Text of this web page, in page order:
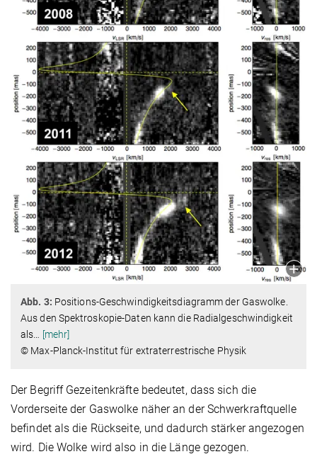
Abb. 3: Positions-Geschwindigkeitsdiagramm der Gaswolke.
Aus den Spektroskopie-Daten kann die Radialgeschwindigkeit
als
[mehr]
© Max-Planck-Institut für extraterrestrische Physik
Der Begriff Gezeitenkräfte bedeutet, dass sich die
Vorderseite der Gaswolke näher an der Schwerkraftquelle
befindet als die Rückseite, und dadurch stärker angezogen
wird. Die Wolke wird also in die Länge gezogen.